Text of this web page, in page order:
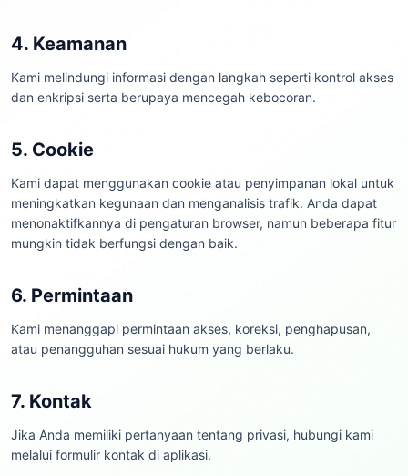
4. Keamanan
Kami melindungi informasi dengan langkah seperti kontrol akses
dan enkripsi serta berupaya mencegah kebocoran.
5. Cookie
Kami dapat menggunakan cookie atau penyimpanan lokal untuk
meningkatkan kegunaan dan menganalisis trafik. Anda dapat
menonaktifkannya di pengaturan browser, namun beberapa fitur
mungkin tidak berfungsi dengan baik.
6. Permintaan
Kami menanggapi permintaan akses, koreksi, penghapusan,
atau penangguhan sesuai hukum yang berlaku.
7. Kontak
Jika Anda memiliki pertanyaan tentang privasi, hubungi kami
melalui formulir kontak di aplikasi.